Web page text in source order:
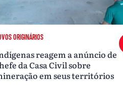
ORIGINÁRIOS
reagem a anúncio de
da Casa Civil sobre
em seus territórios